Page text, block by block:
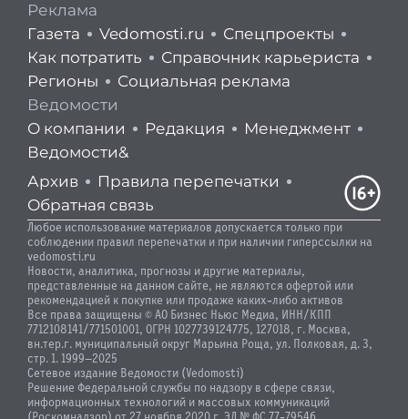
Реклама
Газета
Vedomosti.ru
Спецпроекты
Как потратить
Справочник карьериста
Регионы
Социальная реклама
Ведомости
О компании
Редакция
Менеджмент
Ведомости&
Архив
Правила перепечатки
Обратная связь
Любое использование материалов допускается только при
соблюдении правил перепечатки и при наличии гиперссылки на
vedomosti.ru
Новости, аналитика, прогнозы и другие материалы,
представленные на данном сайте, не являются офертой или
рекомендацией к покупке или продаже каких-либо активов
Все права защищены © АО Бизнес Ньюс Медиа, ИНН/КПП
7712108141/771501001, ОГРН 1027739124775, 127018, г. Москва,
вн.тер.г. муниципальный округ Марьина Роща, ул. Полковая, д. 3,
стр. 1. 1999—2025
Сетевое издание Ведомости (Vedomosti)
Решение Федеральной службы по надзору в сфере связи,
информационных технологий и массовых коммуникаций